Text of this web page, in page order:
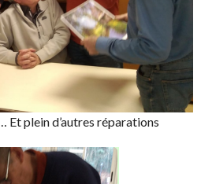
Et plein d’autres réparations